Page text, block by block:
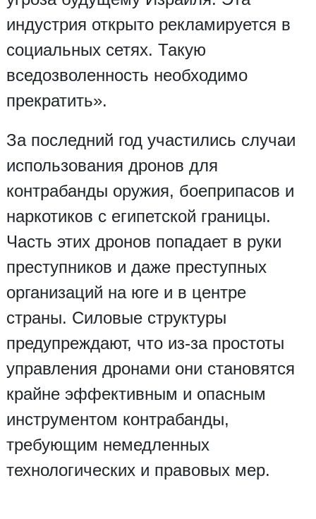
индустрия открыто рекламируется в
социальных сетях. Такую
вседозволенность необходимо
прекратить».
За последний год участились случаи
использования дронов для
контрабанды оружия, боеприпасов и
наркотиков с египетской границы.
Часть этих дронов попадает в руки
преступников и даже преступных
организаций на юге и в центре
страны. Силовые структуры
предупреждают, что из-за простоты
управления дронами они становятся
крайне эффективным и опасным
инструментом контрабанды,
требующим немедленных
технологических и правовых мер.